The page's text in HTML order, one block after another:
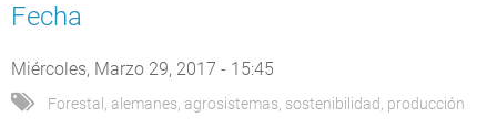
Fecha
Miércoles, Marzo 29, 2017 - 15:45
Forestal , alemanes, agrosistemas, sostenibilidad, producción